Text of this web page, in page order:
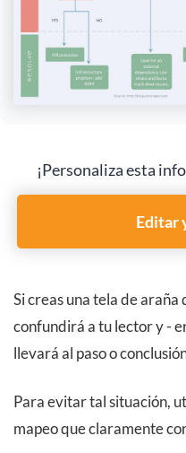
¡Personaliza esta
Editar
Si creas una tela de araña
confundirá a tu lector y -
llevará al paso o
Para evitar tal situación,
mapeo que claramente